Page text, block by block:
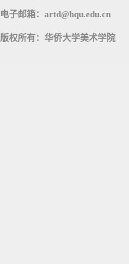
电子邮箱：artd@hqu.edu.cn
版权所有：华侨大学美术学